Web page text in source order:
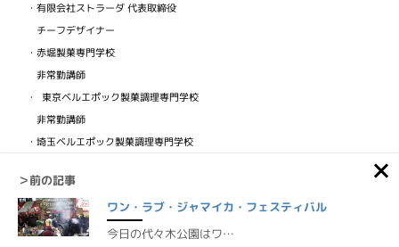
・有限会社ストラーダ 代表取締役
チーフデザイナー
・赤堀製菓専門学校
非常勤講師
・ 東京ベルエポック製菓調理専門学校
非常勤講師
・埼玉ベルエポック製菓調理専門学校
・ビジュアルフードクリエイター協会
検定講師
＞前の記事
ワン・ラブ・ジャマイカ・フェスティバル
今日の代々木公園はワ…